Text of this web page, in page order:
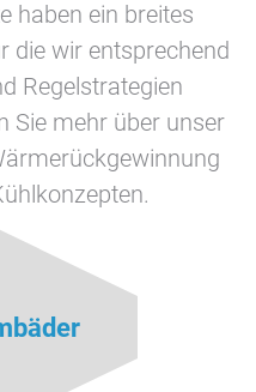
haben ein breites
die wir entsprechend
Regelstrategien
Sie mehr über unser